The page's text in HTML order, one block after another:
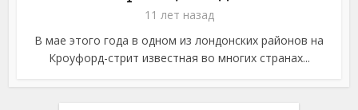
11 лет назад
В мае этого года в одном из лондонских районов на
Кроуфорд-стрит известная во многих странах...